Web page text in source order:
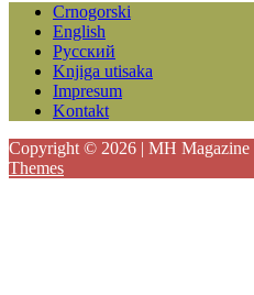
Crnogorski
English
Русский
Knjiga utisaka
Impresum
Kontakt
Copyright © 2026 | MH Magazine
Themes